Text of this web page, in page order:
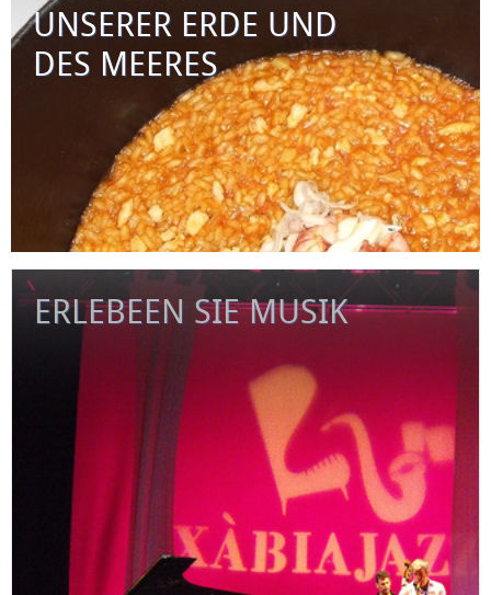
UNSERER ERDE UND
DES MEERES
ERLEBEEN SIE MUSIK